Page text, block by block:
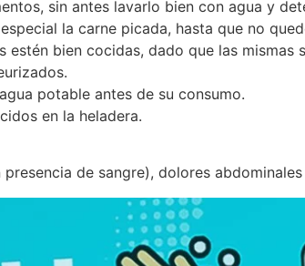
sin antes lavarlo bien con agua y
la carne picada, hasta que no
estén bien cocidas, dado que las
potable antes de su consumo.
en la heladera.
de sangre), dolores